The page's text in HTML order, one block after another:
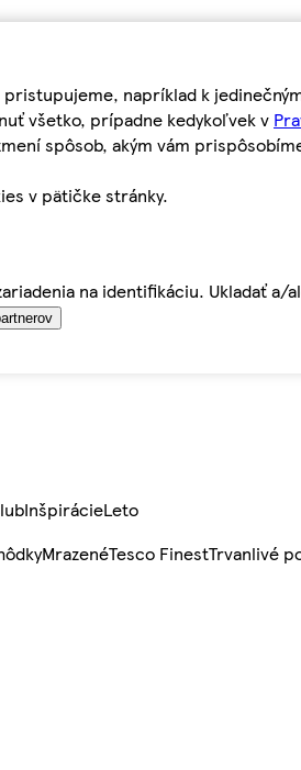
napríklad k
všetko, prípadne kedykoľvek v
spôsob, akým vám
v pätičke stránky.
na identifikáciu. Ukladať
InšpirácieLeto
MrazenéTesco FinestTrvanlivé